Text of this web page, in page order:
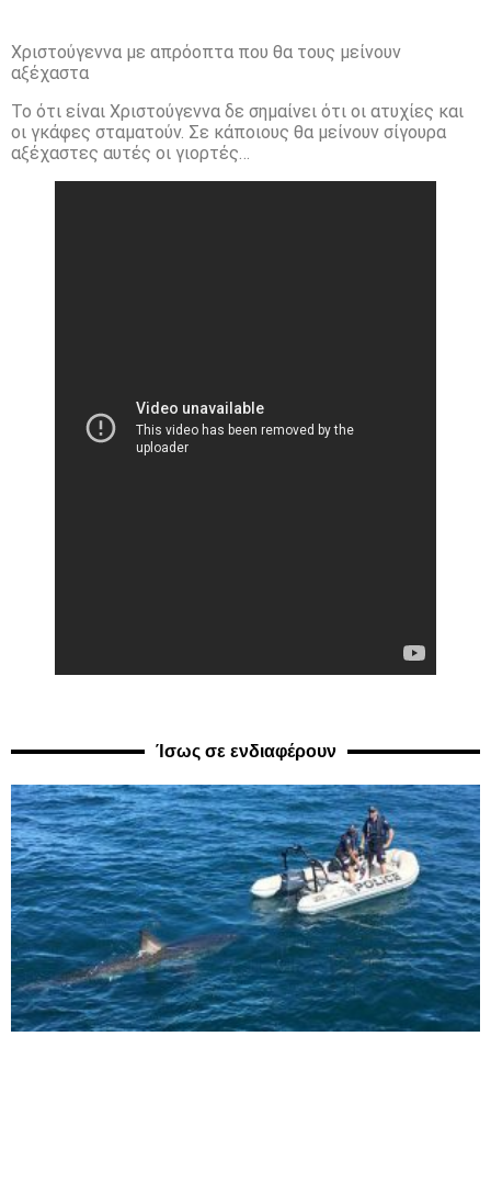
Χριστούγεννα με απρόοπτα που θα τους μείνουν
αξέχαστα
Το ότι είναι Χριστούγεννα δε σημαίνει ότι οι ατυχίες και
οι γκάφες σταματούν. Σε κάποιους θα μείνουν σίγουρα
αξέχαστες αυτές οι γιορτές…
Ίσως σε ενδιαφέρουν